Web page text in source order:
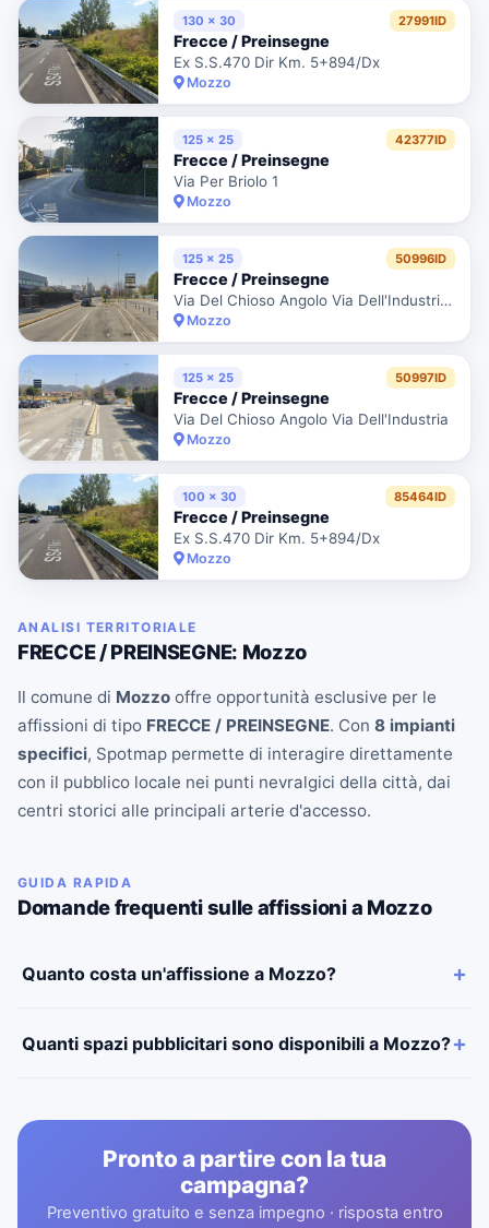
130 x 30 27991ID
Frecce / Preinsegne
Ex S.S.470 Dir Km. 5+894/Dx
Mozzo
125 x 25 42377ID
Frecce / Preinsegne
Via Per Briolo 1
Mozzo
125 x 25 50996ID
Frecce / Preinsegne
Via Del Chioso Angolo Via Dell'Industria 1
Mozzo
125 x 25 50997ID
Frecce / Preinsegne
Via Del Chioso Angolo Via Dell'Industria
Mozzo
100 x 30 85464ID
Frecce / Preinsegne
Ex S.S.470 Dir Km. 5+894/Dx
Mozzo
ANALISI TERRITORIALE
FRECCE / PREINSEGNE: Mozzo
Il comune di Mozzo offre opportunità esclusive per le
affissioni di tipo FRECCE / PREINSEGNE. Con 8 impianti
specifici, Spotmap permette di interagire direttamente
con il pubblico locale nei punti nevralgici della città, dai
centri storici alle principali arterie d'accesso.
GUIDA RAPIDA
Domande frequenti sulle affissioni a Mozzo
Quanto costa un'affissione a Mozzo?
Quanti spazi pubblicitari sono disponibili a Mozzo?
Pronto a partire con la tua
campagna?
Preventivo gratuito e senza impegno · risposta entro